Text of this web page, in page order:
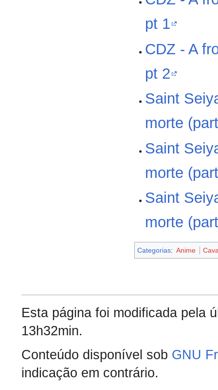
pt 1
CDZ - A
pt 2
Saint
morte
Saint
morte
Saint
morte
Categorias: Anime
Esta página foi modificada pela
13h32min.
Conteúdo disponível sob GNU
indicação em contrário.